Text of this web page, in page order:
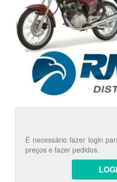
É necessário fazer login
preços e fazer pedidos.